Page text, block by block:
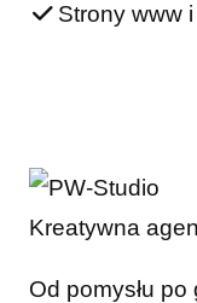
Strony www
Kreatywna
Od pomysłu